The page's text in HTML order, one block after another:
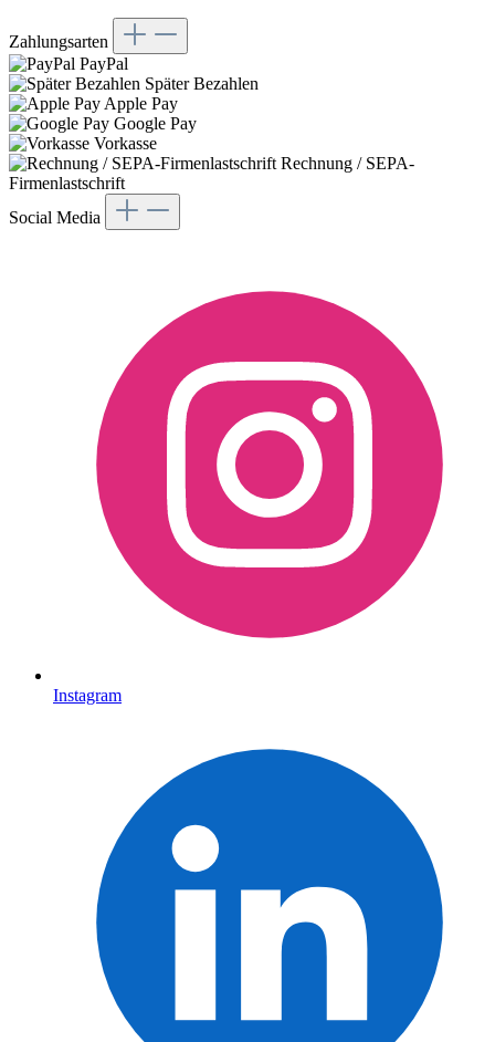
Zahlungsarten
PayPal
Später Bezahlen
Apple Pay
Google Pay
Vorkasse
Rechnung / SEPA-
Firmenlastschrift
Social Media
Instagram